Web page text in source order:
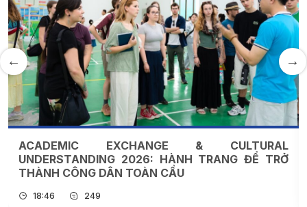
ĐỊNH HƯỚNG HỢP TÁC GIỮA TRƯỜNG ĐẠI HỌC
THÀNH ĐÔ VÀ HỌC VIỆN THƯƠNG MẠI NGHỀ
SƠN ĐÔNG (TRUNG QUỐC)
16:42 206